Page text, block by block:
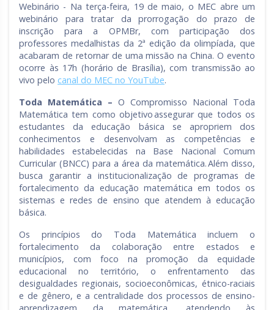
Webinário - Na terça-feira, 19 de maio, o MEC abre um
webinário para tratar da prorrogação do prazo de
inscrição para a OPMBr, com participação dos
professores medalhistas da 2ª edição da olimpíada, que
acabaram de retornar de uma missão na China. O evento
ocorre às 17h (horário de Brasília), com transmissão ao
vivo pelo canal do MEC no YouTube.
Toda Matemática – O Compromisso Nacional Toda
Matemática tem como objetivo assegurar que todos os
estudantes da educação básica se apropriem dos
conhecimentos e desenvolvam as competências e
habilidades estabelecidas na Base Nacional Comum
Curricular (BNCC) para a área da matemática. Além disso,
busca garantir a institucionalização de programas de
fortalecimento da educação matemática em todos os
sistemas e redes de ensino que atendem à educação
básica.
Os princípios do Toda Matemática incluem o
fortalecimento da colaboração entre estados e
municípios, com foco na promoção da equidade
educacional no território, o enfrentamento das
desigualdades regionais, socioeconômicas, étnico-raciais
e de gênero, e a centralidade dos processos de ensino-